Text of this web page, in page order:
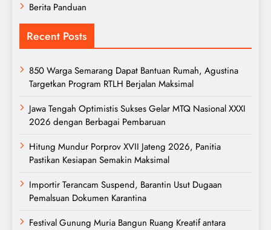
Berita Panduan
Recent Posts
850 Warga Semarang Dapat Bantuan Rumah, Agustina
Targetkan Program RTLH Berjalan Maksimal
Jawa Tengah Optimistis Sukses Gelar MTQ Nasional XXXI
2026 dengan Berbagai Pembaruan
Hitung Mundur Porprov XVII Jateng 2026, Panitia
Pastikan Kesiapan Semakin Maksimal
Importir Terancam Suspend, Barantin Usut Dugaan
Pemalsuan Dokumen Karantina
Festival Gunung Muria Bangun Ruang Kreatif antara